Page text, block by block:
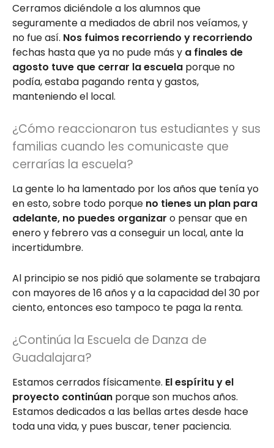
Cerramos diciéndole a los alumnos que
seguramente a mediados de abril nos veíamos, y
no fue así. Nos fuimos recorriendo y recorriendo
fechas hasta que ya no pude más y a finales de
agosto tuve que cerrar la escuela porque no
podía, estaba pagando renta y gastos,
manteniendo el local.
¿Cómo reaccionaron tus estudiantes y sus
familias cuando les comunicaste que
cerrarías la escuela?
La gente lo ha lamentado por los años que tenía yo
en esto, sobre todo porque no tienes un plan para
adelante, no puedes organizar o pensar que en
enero y febrero vas a conseguir un local, ante la
incertidumbre.
Al principio se nos pidió que solamente se trabajara
con mayores de 16 años y a la capacidad del 30 por
ciento, entonces eso tampoco te paga la renta.
¿Continúa la Escuela de Danza de
Guadalajara?
Estamos cerrados físicamente. El espíritu y el
proyecto continúan porque son muchos años.
Estamos dedicados a las bellas artes desde hace
toda una vida, y pues buscar, tener paciencia.